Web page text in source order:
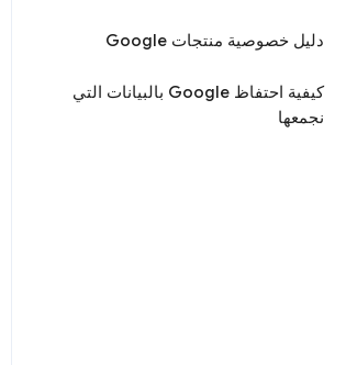
دليل خصوصية منتجات Google
كيفية احتفاظ Google بالبيانات التي
نجمعها